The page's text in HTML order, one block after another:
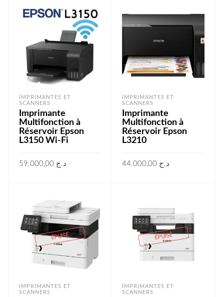
IMPRIMANTES ET
SCANNERS
Imprimante
Multifonction à
Réservoir Epson
L3150 Wi-Fi
د.ج 59.000,00
IMPRIMANTES ET
SCANNERS
Imprimante
Multifonction à
Réservoir Epson
L3210
د.ج
ÉPUISÉ
IMPRIMANTES ET
SCANNERS
ÉPUISÉ
IMPRIMANTES ET
SCANNERS